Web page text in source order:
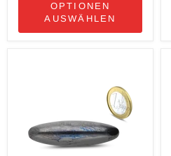
OPTIONEN
AUSWÄHLEN